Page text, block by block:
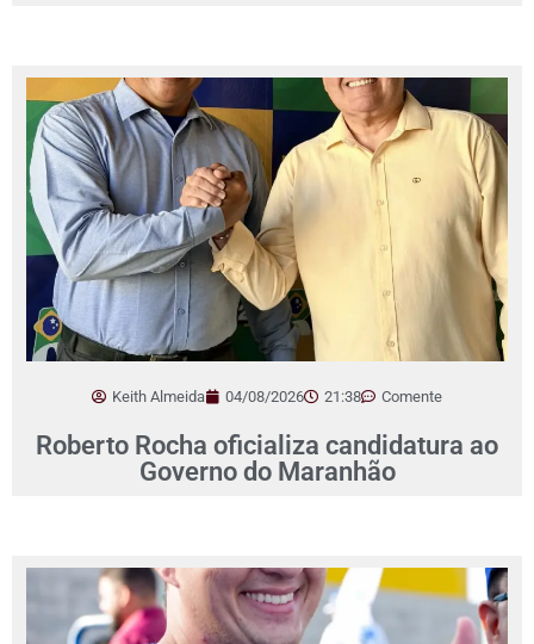
Keith Almeida 04/08/2026 21:38 Comente
Roberto Rocha oficializa candidatura ao
Governo do Maranhão